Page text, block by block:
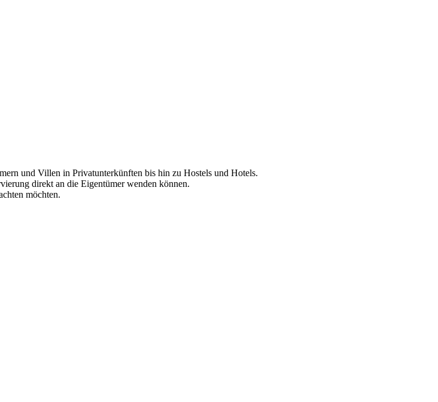
und Villen in Privatunterkünften bis hin zu Hostels und Hotels.
direkt an die Eigentümer wenden können.
möchten.